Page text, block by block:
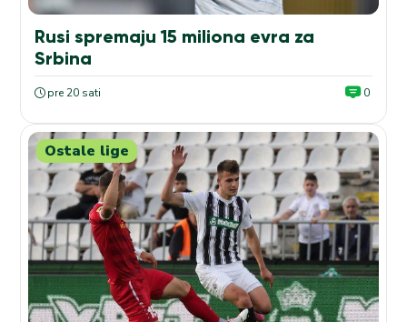
Rusi spremaju 15 miliona evra za
Srbina
pre 20 sati 0
Ostale lige